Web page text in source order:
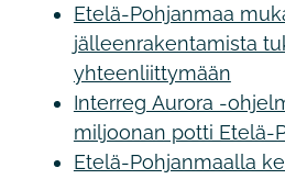
Etelä-Pohjanmaa
jälleenrakentamista
yhteenliittymään
Interreg Aurora -
miljoonan potti Etelä-
Etelä-Pohjanmaalla